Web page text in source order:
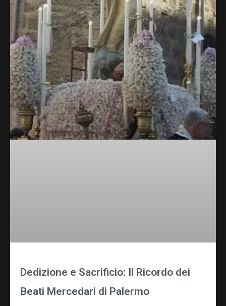
Dedizione e Sacrificio: Il Ricordo dei
Beati Mercedari di Palermo